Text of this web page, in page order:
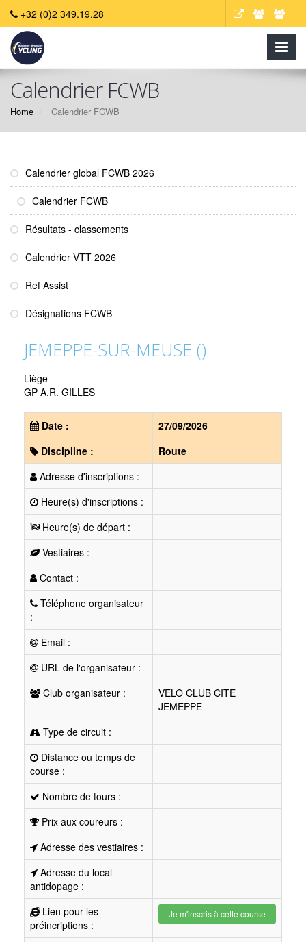
+32 (0)2 349.19.28
Calendrier FCWB
Home Calendrier FCWB
Calendrier global FCWB 2026
Calendrier FCWB
Résultats - classements
Calendrier VTT 2026
Ref Assist
Désignations FCWB
JEMEPPE-SUR-MEUSE ()
Liège
GP A.R. GILLES
Date :
27/09/2026
Discipline :
Route
Adresse d'inscriptions :
Heure(s) d'inscriptions :
Heure(s) de départ :
Vestiaires :
Contact :
Téléphone organisateur
:
Email :
URL de l'organisateur :
Club organisateur :
VELO CLUB CITE
JEMEPPE
Type de circuit :
Distance ou temps de
course :
Nombre de tours :
Prix aux coureurs :
Adresse des vestiaires :
Adresse du local
antidopage :
Lien pour les
préincriptions :
Je m'inscris à cette course